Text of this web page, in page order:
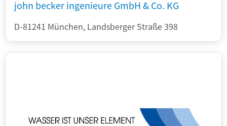
john becker ingenieure GmbH & Co. KG
D-81241 München, Landsberger Straße 398